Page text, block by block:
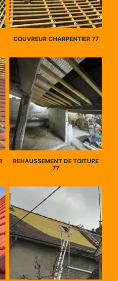
COUVREUR CHARPENTIER 77
REHAUSSEMENT DE TOITURE
77